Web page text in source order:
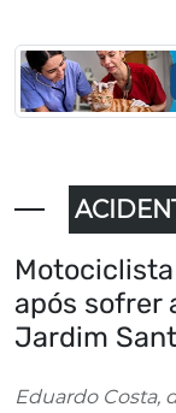
após sofrer
Jardim
Eduardo Costa,